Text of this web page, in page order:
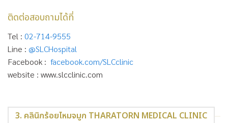
ติดต่อสอบถามได้ที่
Tel : 02-714-9555
Line : @SLCHospital
Facebook : facebook.com/SLCclinic
website : www.slcclinic.com
3. คลินิกร้อยไหมจมูก THARATORN MEDICAL CLINIC